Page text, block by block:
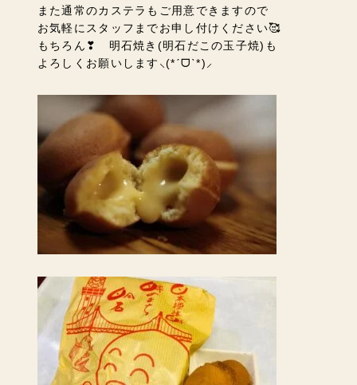
また通常のカステラもご用意できますので
お気軽にスタッフまでお申し付けください🥰
もちろん❣ 明石焼き(明石だこの玉子焼)も
よろしくお願いします⸜(*ˊᗜˋ*)⸝